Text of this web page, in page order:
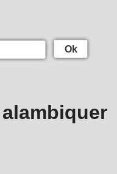
Ok
alambiquer